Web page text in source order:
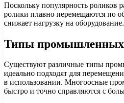
Поскольку популярность роликов
ролики плавно перемещаются по
снижает нагрузку на
Типы промышленных
Существуют различные типы
идеально подходят для
в использовании. Многоосные
быстро и точно справляются с